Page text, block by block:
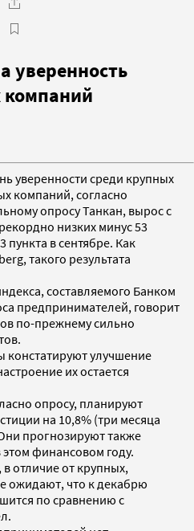
уверенность
компаний
уверенности среди крупных
компаний, согласно
опросу Танкан, вырос с
низких минус 53
пункта в сентябре. Как
такого результата
составляемого Банком
предпринимателей, говорит
по-прежнему сильно
улучшение
их остается
опросу, планируют
на 10,8% (три месяца
прогнозируют также
финансовом году.
отличие от крупных,
ожидают, что к декабрю
по сравнению с